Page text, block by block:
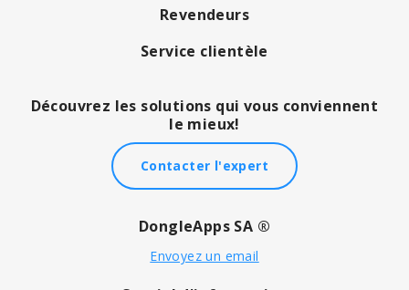
Revendeurs
Service clientèle
Découvrez les solutions qui vous conviennent
le mieux!
Contacter l'expert
DongleApps SA ®
Envoyez un email